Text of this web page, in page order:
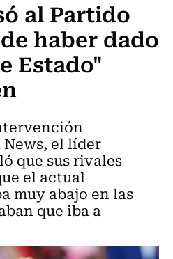
al Partido
haber dado
Estado"
el líder
que sus rivales
el actual
muy abajo en las
que iba a